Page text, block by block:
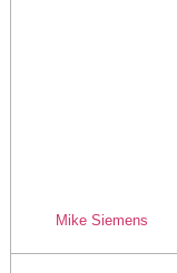
Mike Siemens